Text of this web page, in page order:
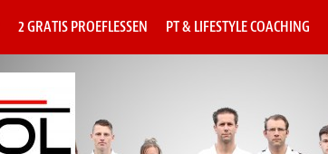
2 GRATIS PROEFLESSEN PT & LIFESTYLE COACHING